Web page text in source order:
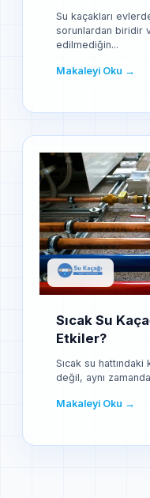
Su kaçakları
sorunlardan biridir
edilmediğin...
Makaleyi Oku →
Sıcak Su
Etkiler?
Sıcak su
değil, aynı
Makaleyi Oku →